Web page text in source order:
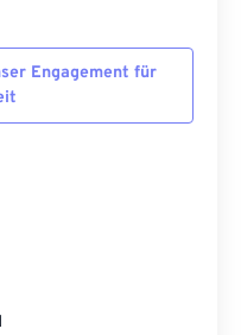
Engagement für